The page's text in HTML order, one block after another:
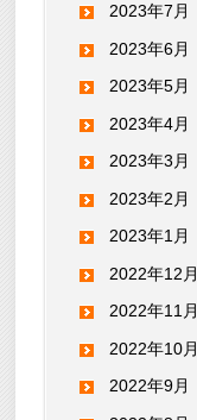
2023年7月
2023年6月
2023年5月
2023年4月
2023年3月
2023年2月
2023年1月
2022年12月
2022年11月
2022年10月
2022年9月